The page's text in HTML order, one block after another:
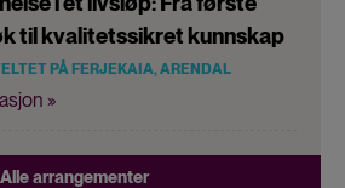
til kvalitetssikret kunnskap
PÅ FERJEKAIA, ARENDAL
»
Alle arrangementer